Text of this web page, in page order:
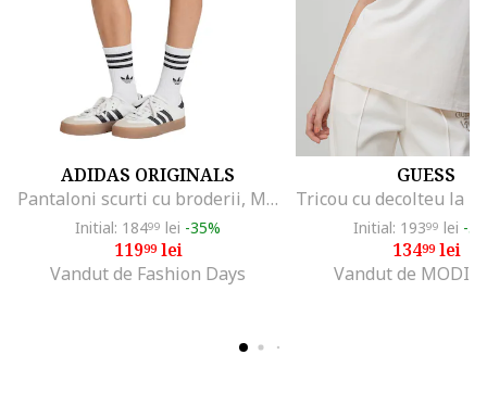
ADIDAS ORIGINALS
Pantaloni scurti cu broderii, Maro deschis/Alb murdar
Initial: 18499 lei -35%
11999lei
Vandut de Fashion Days
GUESS
Initial: 19399 lei -
13499lei
Vandut de